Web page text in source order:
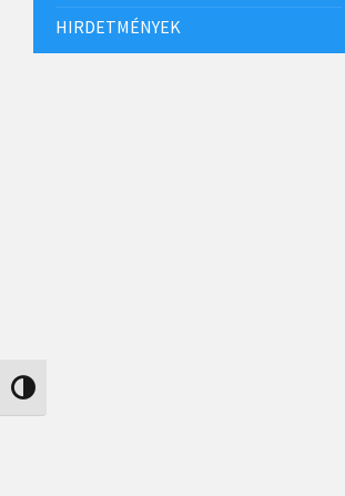
Nagy kontraszt váltása
HIRDETMÉNYEK